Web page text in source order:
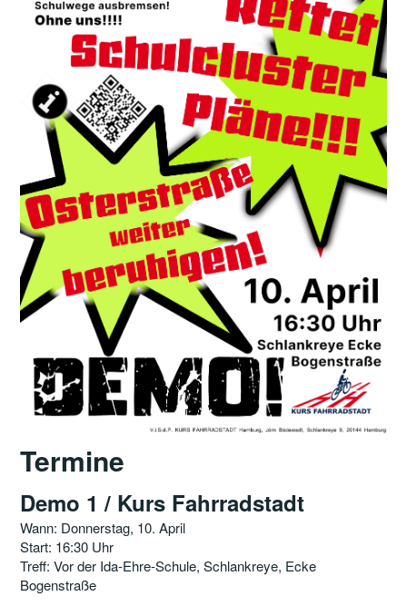
Termine
Demo 1 / Kurs Fahrradstadt
Wann: Donnerstag, 10. April
Start: 16:30 Uhr
Treff: Vor der Ida-Ehre-Schule, Schlankreye, Ecke
Bogenstraße